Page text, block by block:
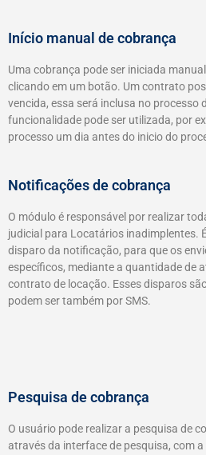
Início manual de cobrança
Uma cobrança pode ser iniciada
clicando em um botão. Um contrato
vencida, essa será inclusa no processo
funcionalidade pode ser utilizada, por
processo um dia antes do inicio do
Notificações de cobrança
O módulo é responsável por realizar
judicial para Locatários inadimplentes.
disparo da notificação, para que os
específicos, mediante a quantidade de
contrato de locação. Esses disparos
podem ser também por SMS.
Pesquisa de cobrança
O usuário pode realizar a pesquisa de
através da interface de pesquisa, com